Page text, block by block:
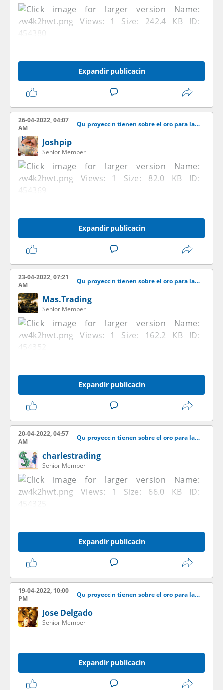
Expandir publicacin
26-04-2022, 04:07
AM
Qu proyeccin tienen sobre el oro para las venideras semanas?
Joshpip
Senior Member
Expandir publicacin
23-04-2022, 07:21
AM
Qu proyeccin tienen sobre el oro para las venideras semanas?
Mas.Trading
Senior Member
Expandir publicacin
20-04-2022, 04:57
AM
Qu proyeccin tienen sobre el oro para las venideras semanas?
charlestrading
Senior Member
Expandir publicacin
19-04-2022, 10:00
PM
Qu proyeccin tienen sobre el oro para las venideras semanas?
Jose Delgado
Senior Member
Expandir publicacin